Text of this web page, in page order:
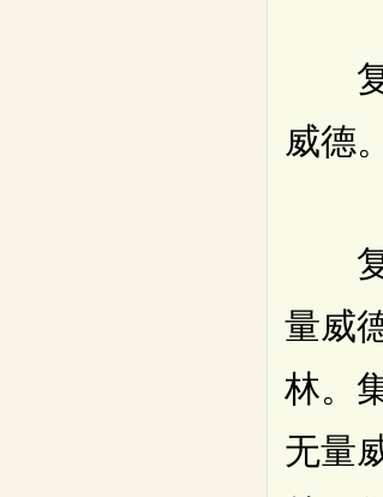
复
威德
复
量威
林。
无量